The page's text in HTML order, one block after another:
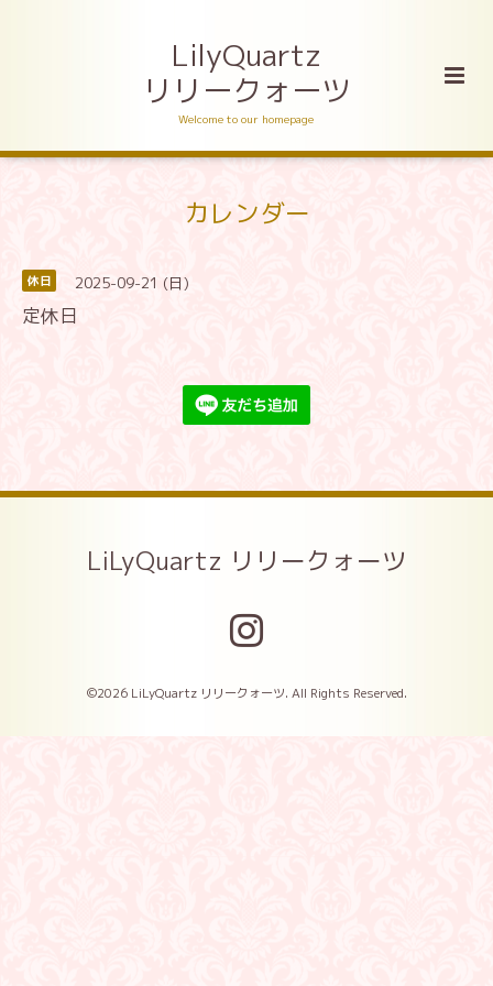
LilyQuartz
リリークォーツ
Welcome to our homepage
カレンダー
休日 2025-09-21 (日)
定休日
LiLyQuartz リリークォーツ
©2026 LiLyQuartz リリークォーツ. All Rights Reserved.